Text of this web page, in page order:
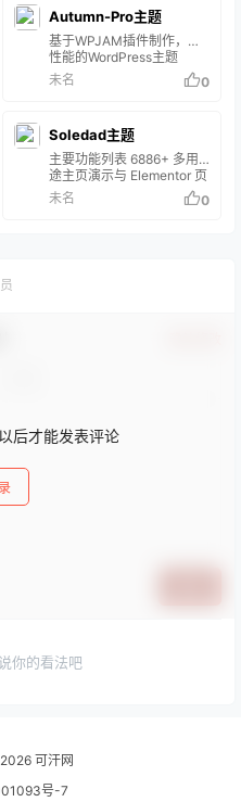
Autumn-Pro主题
基于WPJAM插件制作，高
性能的WordPress主题
未名
0
Soledad主题
主要功能列表 6886+ 多用
途主页演示与 Elementor 页
面生成器兼容。与
WPBakery 页面生成器兼
未名 0
后才能发表评论
你的看法吧
可汗网
号-7